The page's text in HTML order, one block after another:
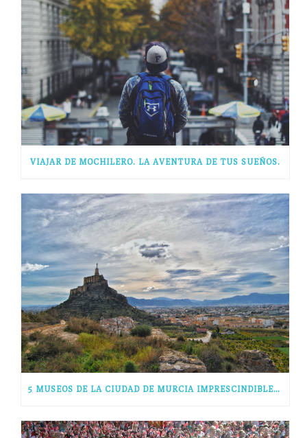
VIAJAR DE MOCHILERO. LA AVENTURA DE TUS SUEÑOS.
5 MUSEOS DE LA CIUDAD DE MURCIA IMPRESCINDIBLES EN TU VISITA